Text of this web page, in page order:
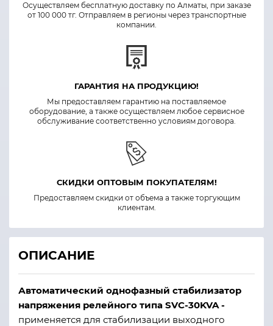
Осуществляем бесплатную доставку по Алматы, при заказе
от 100 000 тг. Отправляем в регионы через транспортные
компании.
ГАРАНТИЯ НА ПРОДУКЦИЮ!
Мы предоставляем гарантию на поставляемое
оборудование, а также осуществляем любое сервисное
обслуживание соответственно условиям договора.
СКИДКИ ОПТОВЫМ ПОКУПАТЕЛЯМ!
Предоставляем скидки от объема а также торгующим
клиентам.
ОПИСАНИЕ
Автоматический однофазный стабилизатор
напряжения релейного типа SVC-30KVA -
применяется для стабилизации выходного